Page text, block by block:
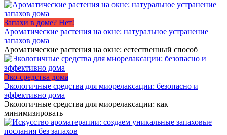
Запахи в доме? Нет!
Ароматические растения на окне: натуральное устранение
запахов дома
Ароматические растения на окне: естественный способ
Эко-средства дома
Экологичные средства для миорелаксации: безопасно и
эффективно дома
Экологичные средства для миорелаксации: как
минимизировать